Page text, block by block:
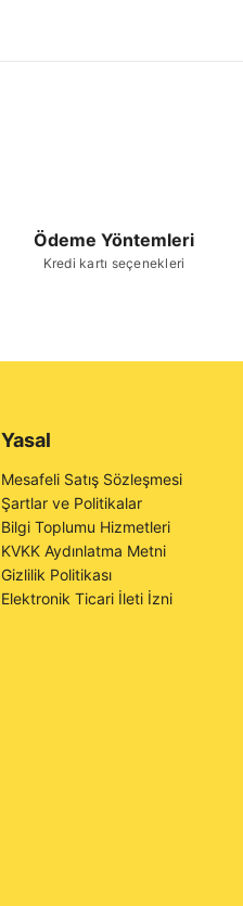
Ödeme Yöntemleri
Kredi kartı seçenekleri
Yasal
Mesafeli Satış Sözleşmesi
Şartlar ve Politikalar
Bilgi Toplumu Hizmetleri
KVKK Aydınlatma Metni
Gizlilik Politikası
Elektronik Ticari İleti İzni